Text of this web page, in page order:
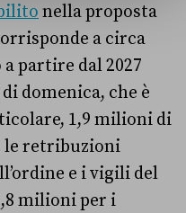
nella proposta
a circa
partire dal 2027
domenica, che è
1,9 milioni di
le retribuzioni
e i vigili del
milioni per i